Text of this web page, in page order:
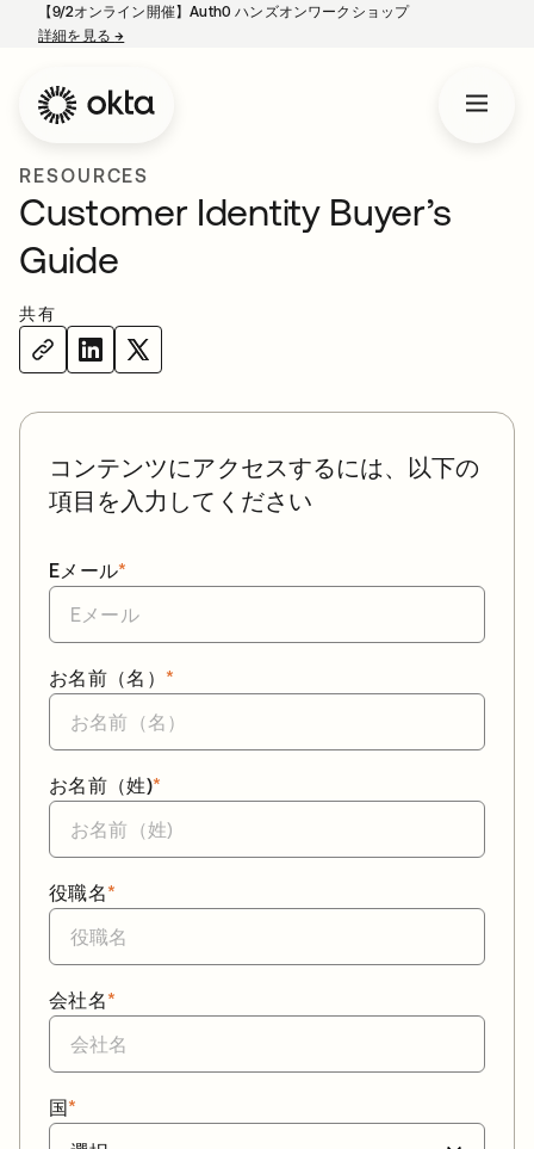
【9/2オンライン開催】Auth0 ハンズオンワークショップ
詳細を見る→
RESOURCES
Customer Identity Buyer’s
Guide
共有
コンテンツにアクセスするには、以下の
項目を入力してください
*
Eメール
*
お名前（名）
*
お名前（姓)
*
役職名
*
会社名
*
国